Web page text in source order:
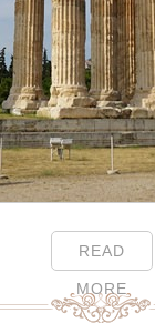
READ
MORE